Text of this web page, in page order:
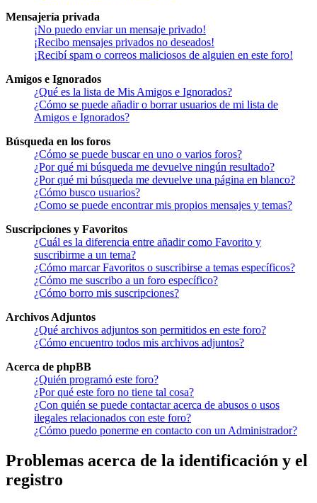
Mensajería privada
¡No puedo enviar un mensaje privado!
¡Recibo mensajes privados no deseados!
¡Recibí spam o correos maliciosos de alguien en este foro!
Amigos e Ignorados
¿Qué es la lista de Mis Amigos e Ignorados?
¿Cómo se puede añadir o borrar usuarios de mi lista de
Amigos e Ignorados?
Búsqueda en los foros
¿Cómo se puede buscar en uno o varios foros?
¿Por qué mi búsqueda me devuelve ningún resultado?
¿Por qué mi búsqueda me devuelve una página en blanco?
¿Cómo busco usuarios?
¿Como se puede encontrar mis propios mensajes y temas?
Suscripciones y Favoritos
¿Cuál es la diferencia entre añadir como Favorito y
suscribirme a un tema?
¿Cómo marcar Favoritos o suscribirse a temas específicos?
¿Cómo me suscribo a un foro específico?
¿Cómo borro mis suscripciones?
Archivos Adjuntos
¿Qué archivos adjuntos son permitidos en este foro?
¿Cómo encuentro todos mis archivos adjuntos?
Acerca de phpBB
¿Quién programó este foro?
¿Por qué este foro no tiene tal cosa?
¿Con quién se puede contactar acerca de abusos o usos
ilegales relacionados con este foro?
¿Cómo puedo ponerme en contacto con un Administrador?
Problemas acerca de la identificación y el
registro